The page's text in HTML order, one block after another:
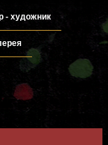
- художник